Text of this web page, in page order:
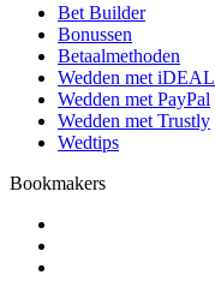
Bet Builder
Bonussen
Betaalmethoden
Wedden met iDEAL
Wedden met PayPal
Wedden met Trustly
Wedtips
Bookmakers